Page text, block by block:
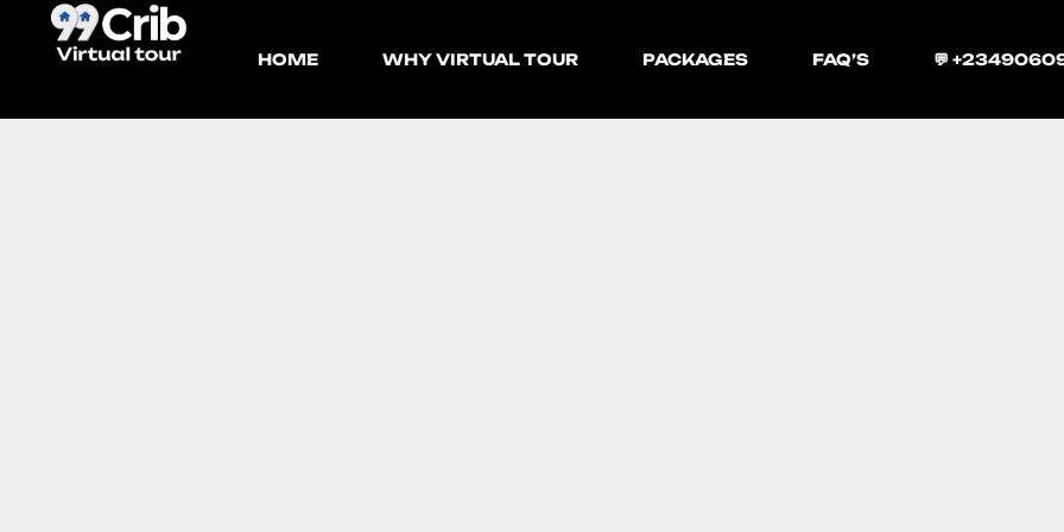
HOME WHY VIRTUAL TOUR PACKAGES FAQ’S 💬